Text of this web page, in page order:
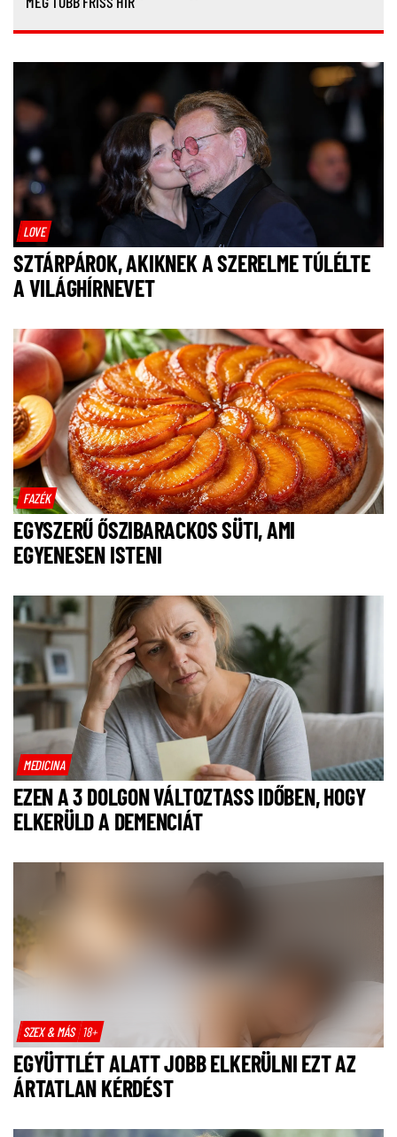
LOVE
SZTÁRPÁROK, AKIKNEK A SZERELME TÚLÉLTE
A VILÁGHÍRNEVET
FAZÉK
EGYSZERŰ ŐSZIBARACKOS SÜTI, AMI
EGYENESEN ISTENI
MEDICINA
EZEN A 3 DOLGON VÁLTOZTASS IDŐBEN, HOGY
ELKERÜLD A DEMENCIÁT
SZEX & MÁS 18+
EGYÜTTLÉT ALATT JOBB ELKERÜLNI EZT AZ
ÁRTATLAN KÉRDÉST